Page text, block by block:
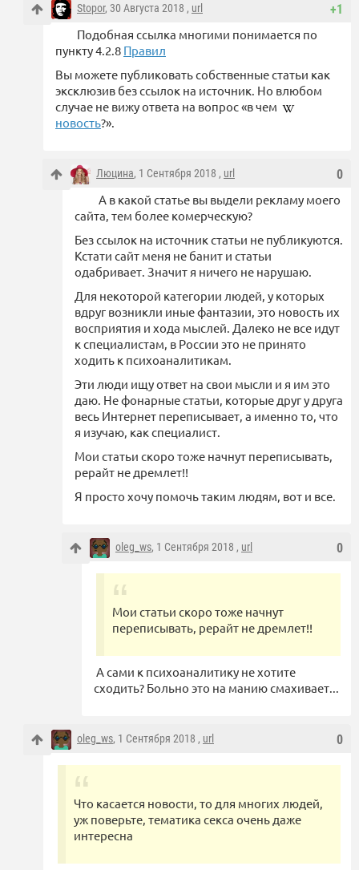
+1
Stopor, 30 Августа 2018 , url
Подобная ссылка многими понимается по
пункту 4.2.8 Правил
Вы можете публиковать собственные статьи как
эксклюзив без ссылок на источник. Но влюбом
случае не вижу ответа на вопрос «в чем
новость?».
0
Люцина, 1 Сентября 2018 , url
А в какой статье вы выдели рекламу моего
сайта, тем более комерческую?
Без ссылок на источник статьи не публикуются.
Кстати сайт меня не банит и статьи
одабривает. Значит я ничего не нарушаю.
Для некоторой категории людей, у которых
вдруг возникли иные фантазии, это новость их
восприятия и хода мыслей. Далеко не все идут
к специалистам, в России это не принято
ходить к психоаналитикам.
Эти люди ищу ответ на свои мысли и я им это
даю. Не фонарные статьи, которые друг у друга
весь Интернет переписывает, а именно то, что
я изучаю, как специалист.
Мои статьи скоро тоже начнут переписывать,
рерайт не дремлет!!
Я просто хочу помочь таким людям, вот и все.
0
oleg_ws, 1 Сентября 2018 , url
Мои статьи скоро тоже начнут
переписывать, рерайт не дремлет!!
А сами к психоаналитику не хотите
сходить? Больно это на манию смахивает...
0
oleg_ws, 1 Сентября 2018 , url
Что касается новости, то для многих людей,
уж поверьте, тематика секса очень даже
интересна